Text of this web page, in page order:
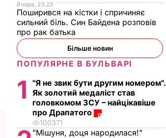
Вчора, 23.22
Поширився на кістки і спричиняє
сильний біль. Син Байдена розповів
про рак батька
Більше новин
ПОПУЛЯРНЕ В БУЛЬВАРІ
1
"Я не звик бути другим номером".
Як золотий медаліст став
головкомом ЗСУ – найцікавіше
про Драпатого
100371
"Мішуня, доця народилася!"